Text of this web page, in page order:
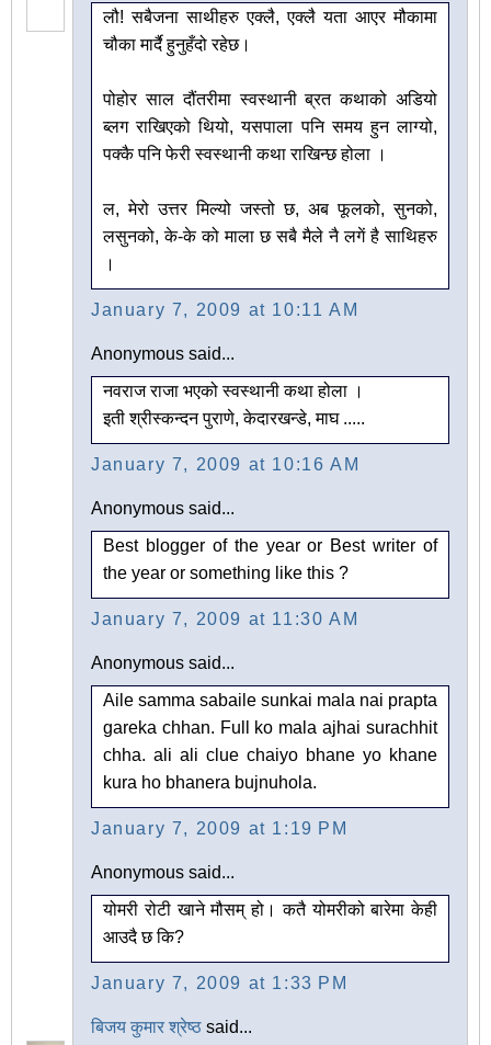
लौ! सबैजना साथीहरु एक्लै, एक्लै यता आएर मौकामा
चौका मार्दै हुनुहँदो रहेछ।
पोहोर साल दौंतरीमा स्वस्थानी ब्रत कथाको अडियो
ब्लग राखिएको थियो, यसपाला पनि समय हुन लाग्यो,
पक्कै पनि फेरी स्वस्थानी कथा राखिन्छ होला ।
ल, मेरो उत्तर मिल्यो जस्तो छ, अब फूलको, सुनको,
लसुनको, के-के को माला छ सबै मैले नै लगें है साथिहरु
।
January 7, 2009 at 10:11 AM
Anonymous said...
नवराज राजा भएको स्वस्थानी कथा होला ।
इती श्रीस्कन्दन पुराणे, केदारखन्डे, माघ .....
January 7, 2009 at 10:16 AM
Anonymous said...
Best blogger of the year or Best writer of
the year or something like this ?
January 7, 2009 at 11:30 AM
Anonymous said...
Aile samma sabaile sunkai mala nai prapta
gareka chhan. Full ko mala ajhai surachhit
chha. ali ali clue chaiyo bhane yo khane
kura ho bhanera bujnuhola.
January 7, 2009 at 1:19 PM
Anonymous said...
योमरी रोटी खाने मौसम् हो। कतै योमरीको बारेमा केही
आउदै छ कि?
January 7, 2009 at 1:33 PM
बिजय कुमार श्रेष्ठ said...